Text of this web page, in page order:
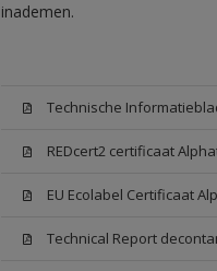
inademen.
Technische
REDcert2 certificaat
EU Ecolabel Certificaat
Technical Report